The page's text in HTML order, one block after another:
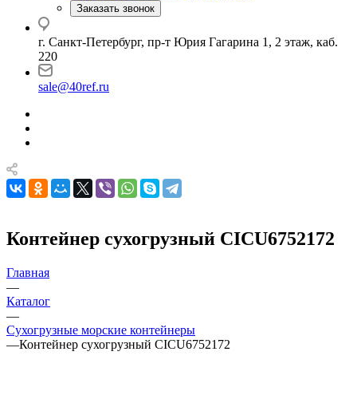
Заказать звонок
г. Санкт-Петербург, пр-т Юрия Гагарина 1, 2 этаж, каб.
220
sale@40ref.ru
Контейнер сухогрузный CICU6752172
Главная
—
Каталог
—
Сухогрузные морские контейнеры
—Контейнер сухогрузный CICU6752172